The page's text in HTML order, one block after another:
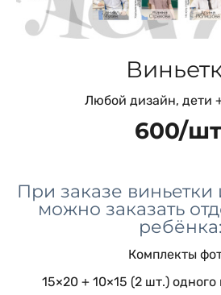
Любой дизайн, дети
600/
При заказе виньетки
можно заказать
ребёнка:
Комплекты
15×20 + 10×15 (2 шт.)